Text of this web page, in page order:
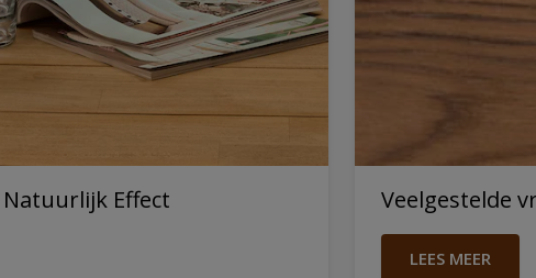
Effect Veelgestelde
LEES MEER